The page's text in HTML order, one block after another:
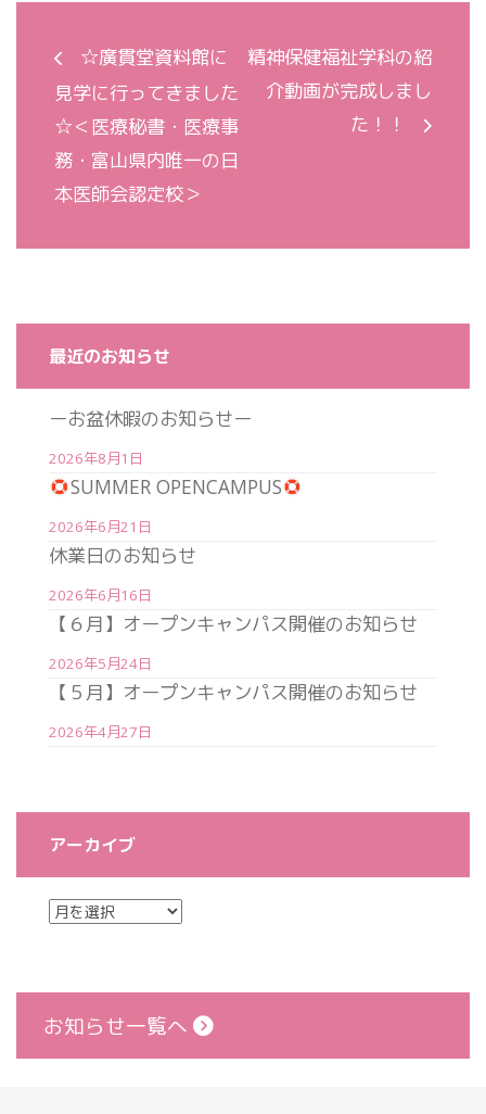
☆廣貫堂資料館に
見学に行ってきました
☆＜医療秘書・医療事
務・富山県内唯一の日
本医師会認定校＞
精神保健福祉学科の紹
介動画が完成しまし
た！！
最近のお知らせ
ーお盆休暇のお知らせー
2026年8月1日
SUMMER OPENCAMPUS
2026年6月21日
休業日のお知らせ
2026年6月16日
【６月】オープンキャンパス開催のお知らせ
2026年5月24日
【５月】オープンキャンパス開催のお知らせ
2026年4月27日
アーカイブ
お知らせ一覧へ